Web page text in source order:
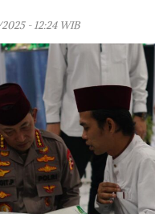
- 12:24 WIB